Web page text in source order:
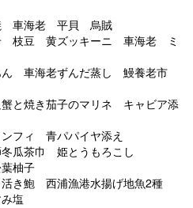
車海老 平貝 烏賊
枝豆 黄ズッキーニ 車海老 ミ
老ずんだ蒸し 鰻養老市
茄子のマリネ キャビア添
青パパイヤ添え
瓜茶巾 姫とうもろこし
子
き鮑 西浦漁港水揚げ地魚2種
塩